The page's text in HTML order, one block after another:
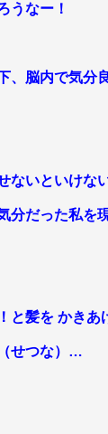
うなー ！
、脳内で気分
ないといけな
分だった私を
と髪を かきあ
せつな）…